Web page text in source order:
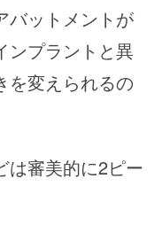
バットメントが
ンプラントと異
を変えられるの
は審美的に2ピー